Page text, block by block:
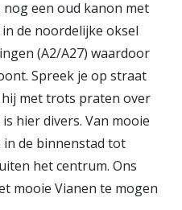
nog een oud kanon met
de noordelijke oksel
(A2/A27) waardoor
Spreek je op straat
hij met trots praten over
hier divers. Van mooie
de binnenstad tot
het centrum. Ons
mooie Vianen te mogen